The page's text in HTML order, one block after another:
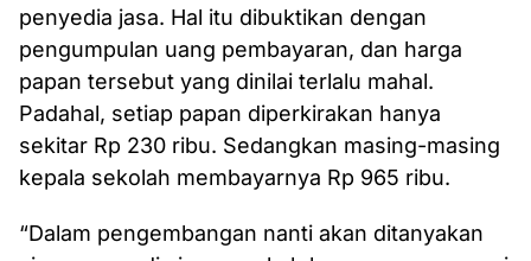
penyedia jasa. Hal itu dibuktikan dengan
pengumpulan uang pembayaran, dan harga
papan tersebut yang dinilai terlalu mahal.
Padahal, setiap papan diperkirakan hanya
sekitar Rp 230 ribu. Sedangkan masing-masing
kepala sekolah membayarnya Rp 965 ribu.
“Dalam pengembangan nanti akan ditanyakan